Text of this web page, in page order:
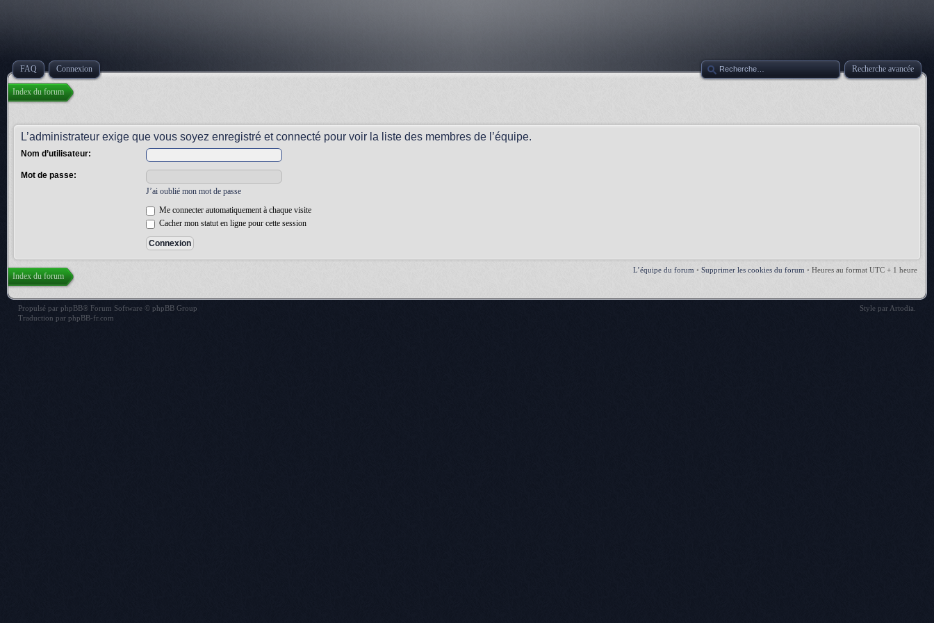
FAQ Connexion Recherche avancée
Index du forum
L’administrateur exige que vous soyez enregistré et connecté pour voir la liste des membres de l’équipe.
Nom d’utilisateur:
Mot de passe:
J’ai oublié mon mot de passe
Me connecter automatiquement à chaque visite
Cacher mon statut en ligne pour cette session
L’équipe du forum • Supprimer les cookies du forum • Heures au format UTC + 1 heure
Index du forum
Propulsé par phpBB® Forum Software © phpBB Group
Traduction par phpBB-fr.com
Style par Artodia